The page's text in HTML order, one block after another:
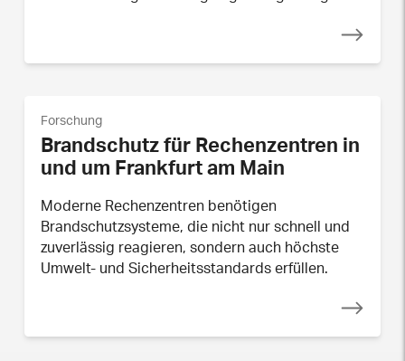
Forschung
Brandschutz für Rechenzentren in
und um Frankfurt am Main
Moderne Rechenzentren benötigen
Brandschutzsysteme, die nicht nur schnell und
zuverlässig reagieren, sondern auch höchste
Umwelt- und Sicherheitsstandards erfüllen.